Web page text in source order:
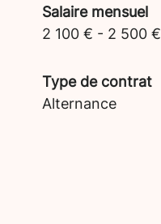
Salaire mensuel
2 100 € - 2 500 €
Type de contrat
Alternance